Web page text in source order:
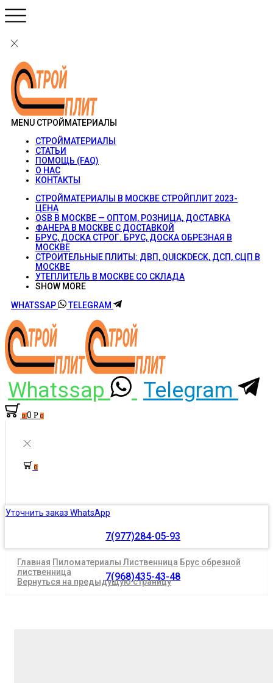
MENU СТРОЙМАТЕРИАЛЫ
СТРОЙМАТЕРИАЛЫ
СТАТЬИ
ПОМОЩЬ (FAQ)
О НАС
КОНТАКТЫ
СТРОЙМАТЕРИАЛЫ В МОСКВЕ СТРОЙПЛИТ 2023-
ЦЕНА
OSB В МОСКВЕ — ОПТОМ, РОЗНИЦА, ДОСТАВКА
ФАНЕРА В МОСКВЕ С ДОСТАВКОЙ
БРУС, ДОСКА СТРОГ. БРУС, ДОСКА ОБРЕЗНАЯ В
МОСКВЕ
СТРОИТЕЛЬНЫЕ ПЛИТЫ: ДВП, QUICKDECK, ДСП, СЦП В
МОСКВЕ
УТЕПЛИТЕЛЬ В МОСКВЕ СО СКЛАДА
SHOW MORE
WHATSSAP
TELEGRAM
Whatssap Telegram
00Р 0
0
Уточнить заказ WhatsApp
7(977)284-05-93
7(968)435-43-48
Главная Пиломатериалы Лиственница Брус обрезной
лиственница
Вернуться на предыдущую страницу